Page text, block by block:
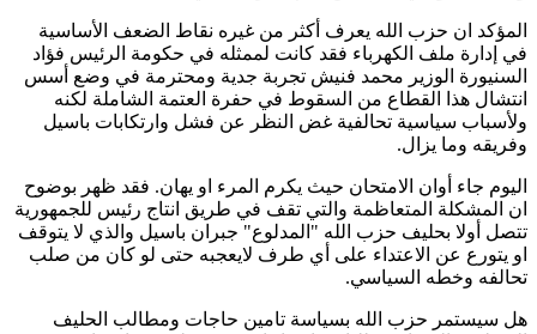
المؤكد ان حزب الله يعرف أكثر من غيره نقاط الضعف الأساسية
في إدارة ملف الكهرباء فقد كانت لممثله في حكومة الرئيس فؤاد
السنيورة الوزير محمد فنيش تجربة جدية ومحترمة في وضع أسس
انتشال هذا القطاع من السقوط في حفرة العتمة الشاملة لكنه
ولأسباب سياسية تحالفية غض النظر عن فشل وارتكابات باسيل
وفريقه وما يزال.
اليوم جاء أوان الامتحان حيث يكرم المرء او يهان. فقد ظهر بوضوح
ان المشكلة المتعاظمة والتي تقف في طريق انتاج رئيس للجمهورية
تتصل أولا بحليف حزب الله "المدلوع" جبران باسيل والذي لا يتوقف
او يتورع عن الاعتداء على أي طرف لايعجبه حتى لو كان من صلب
تحالفه وخطه السياسي.
هل سيستمر حزب الله بسياسة تامين حاجات ومطالب الحليف